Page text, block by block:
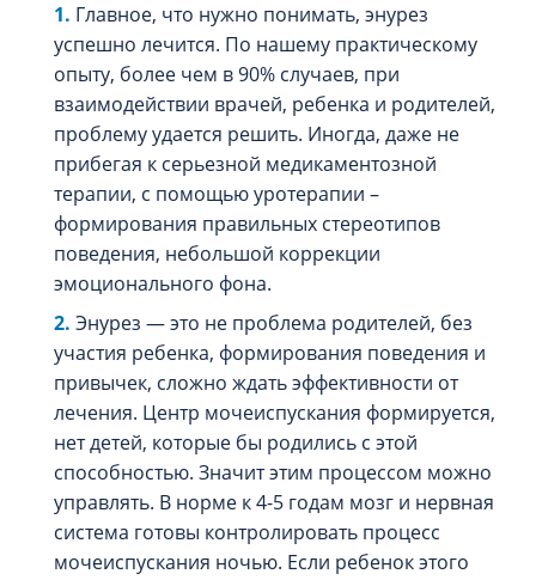
Главное, что нужно понимать, энурез
успешно лечится. По нашему практическому
опыту, более чем в 90% случаев, при
взаимодействии врачей, ребенка и родителей,
проблему удается решить. Иногда, даже не
прибегая к серьезной медикаментозной
терапии, с помощью уротерапии –
формирования правильных стереотипов
поведения, небольшой коррекции
эмоционального фона.
Энурез — это не проблема родителей, без
участия ребенка, формирования поведения и
привычек, сложно ждать эффективности от
лечения. Центр мочеиспускания формируется,
нет детей, которые бы родились с этой
способностью. Значит этим процессом можно
управлять. В норме к 4-5 годам мозг и нервная
система готовы контролировать процесс
мочеиспускания ночью. Если ребенок этого